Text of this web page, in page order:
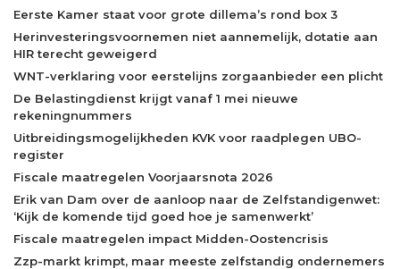
Eerste Kamer staat voor grote dillema’s rond box 3
Herinvesteringsvoornemen niet aannemelijk, dotatie aan
HIR terecht geweigerd
WNT-verklaring voor eerstelijns zorgaanbieder een plicht
De Belastingdienst krijgt vanaf 1 mei nieuwe
rekeningnummers
Uitbreidingsmogelijkheden KVK voor raadplegen UBO-
register
Fiscale maatregelen Voorjaarsnota 2026
Erik van Dam over de aanloop naar de Zelfstandigenwet:
‘Kijk de komende tijd goed hoe je samenwerkt’
Fiscale maatregelen impact Midden-Oostencrisis
Zzp-markt krimpt, maar meeste zelfstandig ondernemers